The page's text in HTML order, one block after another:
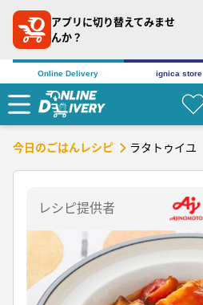
アプリに切り替えてみませ
んか？
Online Delivery ignica store
今日のごはんレシピ ラタトゥイユ
レシピ提供者